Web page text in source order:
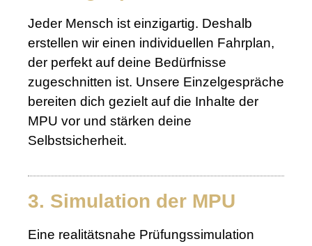
Jeder Mensch ist einzigartig. Deshalb
erstellen wir einen individuellen Fahrplan,
der perfekt auf deine Bedürfnisse
zugeschnitten ist. Unsere Einzelgespräche
bereiten dich gezielt auf die Inhalte der
MPU vor und stärken deine
Selbstsicherheit.
3. Simulation der MPU
Eine realitätsnahe Prüfungssimulation